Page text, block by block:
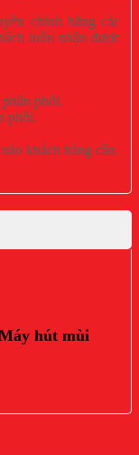
chính hãng các
luôn nhận được
phối.
phối.
khách hàng cần.
hút mùi